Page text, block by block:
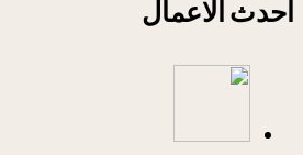
احدث الاعمال